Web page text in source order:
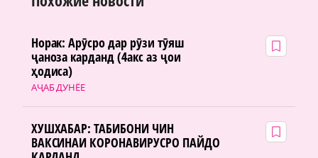
АҶАБ ДУНЁЕ
Норак: Арӯсро дар рӯзи тӯяш
ҷаноза карданд (4акс аз ҷои
ҳодиса)
ХУШХАБАР: ТАБИБОНИ ЧИН
ВАКСИНАИ КОРОНАВИРУСРО ПАЙДО